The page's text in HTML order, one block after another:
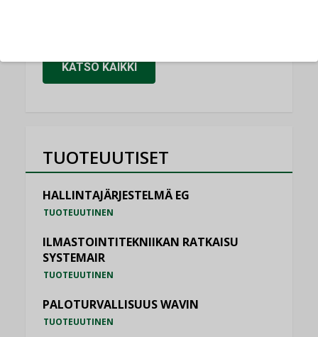
KATSO KAIKKI
TUOTEUUTISET
HALLINTAJÄRJESTELMÄ EG
TUOTEUUTINEN
ILMASTOINTITEKNIIKAN RATKAISU
SYSTEMAIR
TUOTEUUTINEN
PALOTURVALLISUUS WAVIN
TUOTEUUTINEN